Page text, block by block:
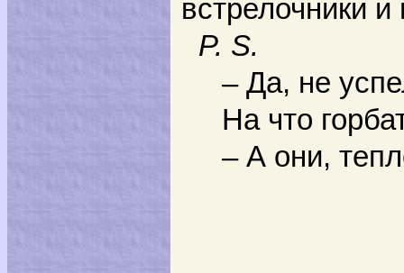
встрелочники
P. S.
– Да, не
На что
– А они,